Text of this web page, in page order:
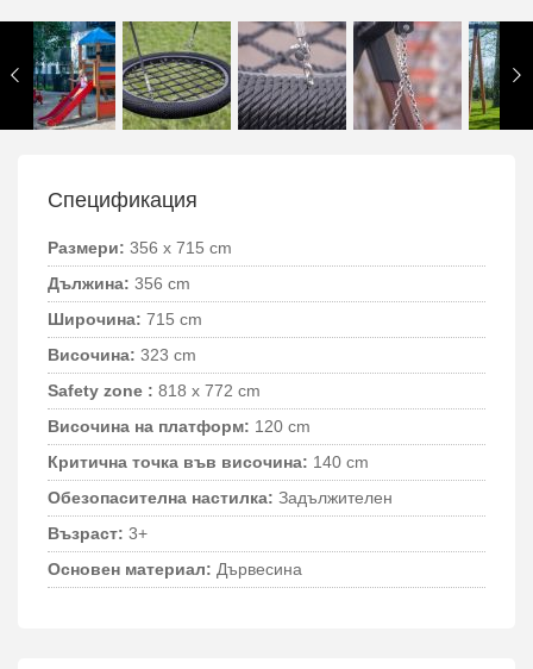
Спецификация
Размери: 356 x 715 cm
Дължина: 356 cm
Широчина: 715 cm
Височина: 323 cm
Safety zone : 818 x 772 cm
Височина на платформ: 120 cm
Критична точка във височина: 140 cm
Обезопасителна настилка: Задължителен
Възраст: 3+
Основен материал: Дървесина